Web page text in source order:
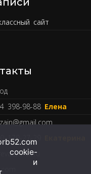
сайт
398-98-88 Елена
179-27-29
cookie-
и